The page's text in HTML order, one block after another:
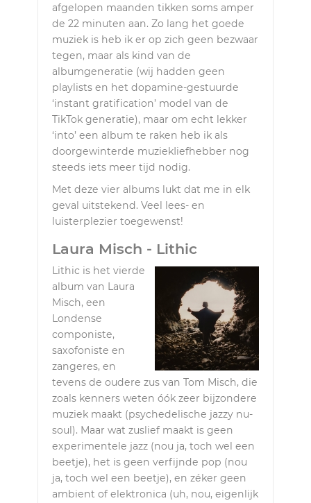
afgelopen maanden tikken soms amper
de 22 minuten aan. Zo lang het goede
muziek is heb ik er op zich geen bezwaar
tegen, maar als kind van de
albumgeneratie (wij hadden geen
playlists en het dopamine-gestuurde
‘instant gratification’ model van de
TikTok generatie), maar om echt lekker
‘into’ een album te raken heb ik als
doorgewinterde muziekIiefhebber nog
steeds iets meer tijd nodig.
Met deze vier albums lukt dat me in elk
geval uitstekend. Veel lees- en
luisterplezier toegewenst!
Laura Misch - Lithic
Lithic is het vierde
album van Laura
Misch, een
Londense
componiste,
saxofoniste en
zangeres, en
tevens de oudere zus van Tom Misch, die
zoals kenners weten óók zeer bijzondere
muziek maakt (psychedelische jazzy nu-
soul). Maar wat zuslief maakt is geen
experimentele jazz (nou ja, toch wel een
beetje), het is geen verfijnde pop (nou
ja, toch wel een beetje), en zéker geen
ambient of elektronica (uh, nou, eigenlijk